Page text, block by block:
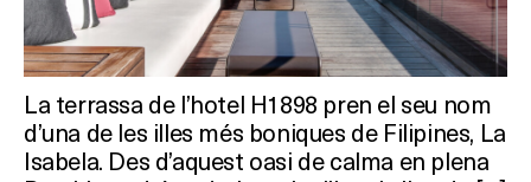
La terrassa de l’hotel H1898 pren el seu nom
d’una de les illes més boniques de Filipines, La
Isabela. Des d’aquest oasi de calma en plena